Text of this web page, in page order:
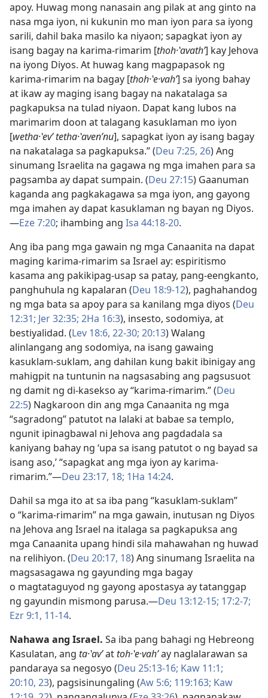
apoy. Huwag mong nanasain ang pilak at ang ginto na
nasa mga iyon, ni kukunin mo man iyon para sa iyong
sarili, dahil baka masilo ka niyaon; sapagkat iyon ay
isang bagay na karima-rimarim [thoh·ʽavathʹ] kay Jehova
na iyong Diyos. At huwag kang magpapasok ng
karima-rimarim na bagay [thoh·ʽe·vahʹ] sa iyong bahay
at ikaw ay maging isang bagay na nakatalaga sa
pagkapuksa na tulad niyaon. Dapat kang lubos na
marimarim doon at talagang kasuklaman mo iyon
[wetha·ʽevʹ tetha·ʽavenʹnu], sapagkat iyon ay isang bagay
na nakatalaga sa pagkapuksa.” (Deu 7:25, 26) Ang
sinumang Israelita na gagawa ng mga imahen para sa
pagsamba ay dapat sumpain. (Deu 27:15) Gaanuman
kaganda ang pagkakagawa sa mga iyon, ang gayong
mga imahen ay dapat kasuklaman ng bayan ng Diyos.​
—Eze 7:20; ihambing ang Isa 44:18-20.
Ang iba pang mga gawain ng mga Canaanita na dapat
maging karima-rimarim sa Israel ay: espiritismo
kasama ang pakikipag-usap sa patay, pang-eengkanto,
panghuhula ng kapalaran (Deu 18:9-12), paghahandog
ng mga bata sa apoy para sa kanilang mga diyos (Deu
12:31; Jer 32:35; 2Ha 16:3), insesto, sodomiya, at
bestiyalidad. (Lev 18:6, 22-30; 20:13) Walang
alinlangang ang sodomiya, na isang gawaing
kasuklam-suklam, ang dahilan kung bakit ibinigay ang
mahigpit na tuntunin na nagsasabing ang pagsusuot
ng damit ng di-kasekso ay “karima-rimarim.” (Deu
22:5) Nagkaroon din ang mga Canaanita ng mga
“sagradong” patutot na lalaki at babae sa templo,
ngunit ipinagbawal ni Jehova ang pagdadala sa
kaniyang bahay ng ‘upa sa isang patutot o ng bayad sa
isang aso,’ “sapagkat ang mga iyon ay karima-
rimarim.”​—Deu 23:17, 18; 1Ha 14:24.
Dahil sa mga ito at sa iba pang “kasuklam-suklam”
o “karima-rimarim” na mga gawain, inutusan ng Diyos
na Jehova ang Israel na italaga sa pagkapuksa ang
mga Canaanita upang hindi sila mahawahan ng huwad
na relihiyon. (Deu 20:17, 18) Ang sinumang Israelita na
magsasagawa ng gayunding mga bagay
o magtataguyod ng gayong apostasya ay tatanggap
ng gayundin mismong parusa.​—Deu 13:12-15; 17:2-7;
Ezr 9:1, 11-14.
Nahawa ang Israel. Sa iba pang bahagi ng Hebreong
Kasulatan, ang ta·ʽavʹat toh·ʽe·vahʹay naglalarawan sa
pandaraya sa negosyo (Deu 25:13-16; Kaw 11:1;
20:10, 23), pagsisinungaling (Aw 5:6; 119:163; Kaw